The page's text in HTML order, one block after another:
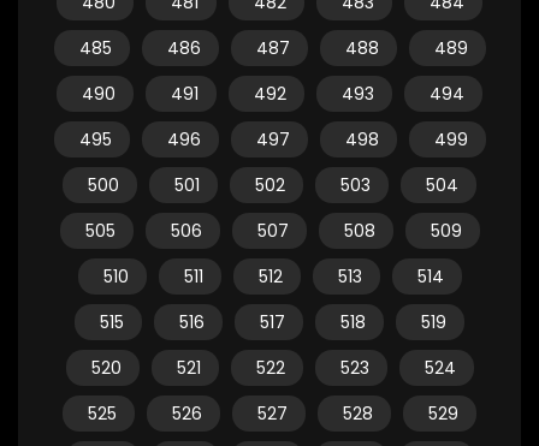
485
486 487 488
489
490
491 492 493
494
495
496 497 498
499
500
501 502 503
504
505
506 507 508
509
510
511 512 513
514
515
516 517 518
519
520
521 522 523
524
525
526 527 528
529